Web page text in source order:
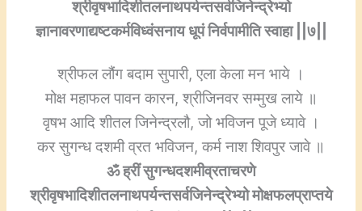
श्रीवृषभादिशीतलनाथपर्यन्तसर्वजिनेन्द्रेभ्यो
ज्ञानावरणाद्यष्टकर्मविध्वंसनाय धूपं निर्वपामीति स्वाहा ||७||
श्रीफल लौंग बदाम सुपारी, एला केला मन भाये ।
मोक्ष महाफल पावन कारन, श्रीजिनवर सम्मुख लाये ॥
वृषभ आदि शीतल जिनेन्द्रलौ, जो भविजन पूजे ध्यावे ।
कर सुगन्ध दशमी व्रत भविजन, कर्म नाश शिवपुर जावे ॥
ॐ ह्रीं सुगन्धदशमीव्रताचरणे
श्रीवृषभादिशीतलनाथपर्यन्तसर्वजिनेन्द्रेभ्यो मोक्षफलप्राप्तये